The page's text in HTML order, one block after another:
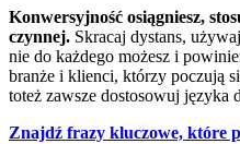
Konwersyjność osiągniesz,
czynnej. Skracaj dystans,
nie do każdego możesz i
branże i klienci, którzy poczują
toteż zawsze dostosowuj języka
Znajdź frazy kluczowe, które